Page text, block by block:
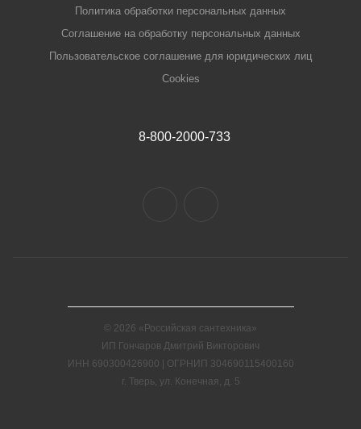
Политика обработки персональных данных
Соглашение на обработку персональных данных
Пользовательское соглашение для юридических лиц
Cookies
8-800-2000-733
© 2026 «Российская сантехника»
ИП Гончаров Дмитрий Викторович
ИНН 690300426900 | ОГРНИП 304690115400160
г. Тверь, ул. Конечная, д. 5